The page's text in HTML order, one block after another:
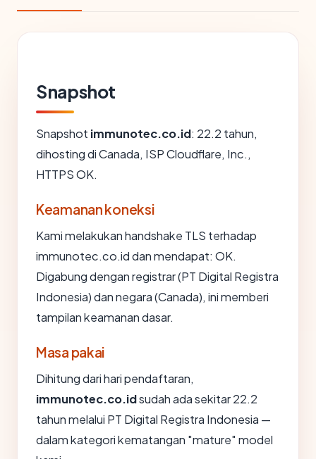
Snapshot
Snapshot immunotec.co.id: 22.2 tahun,
dihosting di Canada, ISP Cloudflare, Inc.,
HTTPS OK.
Keamanan koneksi
Kami melakukan handshake TLS terhadap
immunotec.co.id dan mendapat: OK.
Digabung dengan registrar (PT Digital Registra
Indonesia) dan negara (Canada), ini memberi
tampilan keamanan dasar.
Masa pakai
Dihitung dari hari pendaftaran,
immunotec.co.idsudah ada sekitar 22.2
tahun melalui PT Digital Registra Indonesia —
dalam kategori kematangan "mature" model